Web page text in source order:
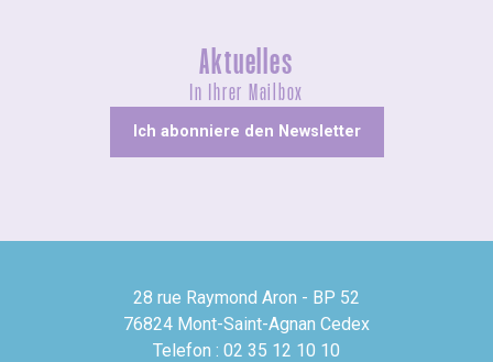
Aktuelles
In Ihrer Mailbox
Ich abonniere den Newsletter
28 rue Raymond Aron - BP 52
76824 Mont-Saint-Agnan Cedex
Telefon : 02 35 12 10 10